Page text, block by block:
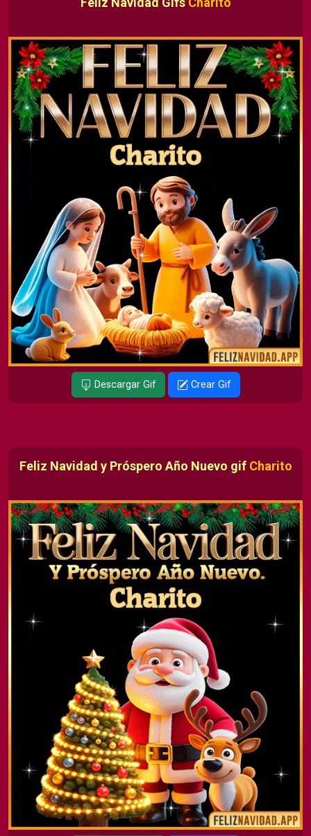
Descargar Gif Crear Gif
Feliz Navidad y Próspero Año Nuevo gif Charito